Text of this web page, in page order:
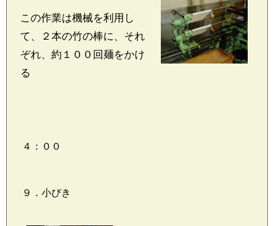
この作業は機械を利用し
て、２本の竹の棒に、それ
ぞれ、約１００回麺をかけ
る
４：００
９．小びき